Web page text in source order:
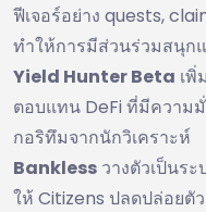
ฟีเจอร์อย่าง quests,
ทำให้การมีส่วนร่วมสนุก
Yield Hunter Beta เ
ตอบแทน DeFi ที่มีความ
กอริทึมจากนักวิเคราะห์
Bankless วางตัวเป็นร
ให้ Citizens ปลดปล่อยตั